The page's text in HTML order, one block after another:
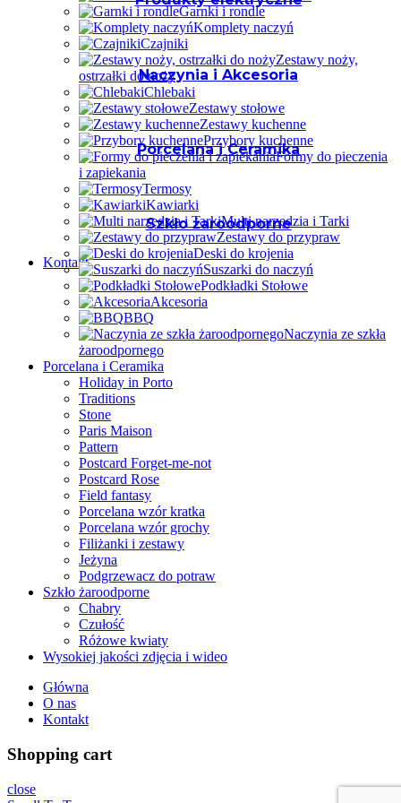
Naczynia i Akcesoria
Porcelana i Ceramika
Szkło żaroodporne
Kontakt
Garnki i rondle
Komplety naczyń
Czajniki
Zestawy noży,
ostrzałki do noży
Chlebaki
Zestawy stołowe
Zestawy kuchenne
Przybory kuchenne
Formy do pieczenia
i zapiekania
Termosy
Kawiarki
Multi narzędzia i Tarki
Zestawy do przypraw
Deski do krojenia
Suszarki do naczyń
Podkładki Stołowe
Akcesoria
BBQ
Naczynia ze szkła
żaroodpornego
Porcelana i Ceramika
Holiday in Porto
Traditions
Stone
Paris Maison
Pattern
Postcard Forget-me-not
Postcard Rose
Field fantasy
Porcelana wzór kratka
Porcelana wzór grochy
Filiżanki i zestawy
Jeżyna
Podgrzewacz do potraw
Szkło żaroodporne
Chabry
Czułość
Różowe kwiaty
Wysokiej jakości zdjęcia i wideo
Główna
О nas
Kontakt
Shopping cart
close